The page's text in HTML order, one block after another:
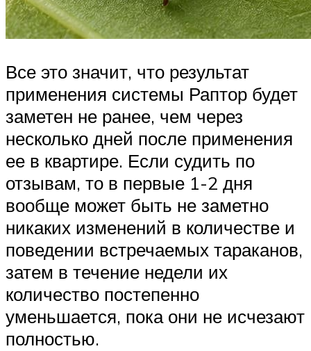
Все это значит, что результат
применения системы Раптор будет
заметен не ранее, чем через
несколько дней после применения
ее в квартире. Если судить по
отзывам, то в первые 1-2 дня
вообще может быть не заметно
никаких изменений в количестве и
поведении встречаемых тараканов,
затем в течение недели их
количество постепенно
уменьшается, пока они не исчезают
полностью.